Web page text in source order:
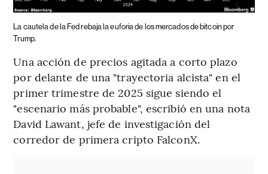
La cautela de la Fed rebaja la euforia de los mercados de bitcoin por
Trump.
Una acción de precios agitada a corto plazo
por delante de una "trayectoria alcista" en el
primer trimestre de 2025 sigue siendo el
"escenario más probable", escribió en una nota
David Lawant, jefe de investigación del
corredor de primera cripto FalconX.